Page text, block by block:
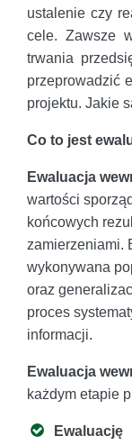
ustalenie czy
cele. Zawsze
trwania
przeprowadzić
projektu. Jakie
Co to jest
Ewaluacja
wartości
końcowych
zamierzeniami.
wykonywana
oraz
proces
informacji.
Ewaluacja
każdym etapie